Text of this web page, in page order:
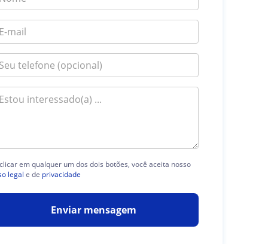
em qualquer um dos dois botões, você aceita nosso
legal e de privacidade
Enviar mensagem